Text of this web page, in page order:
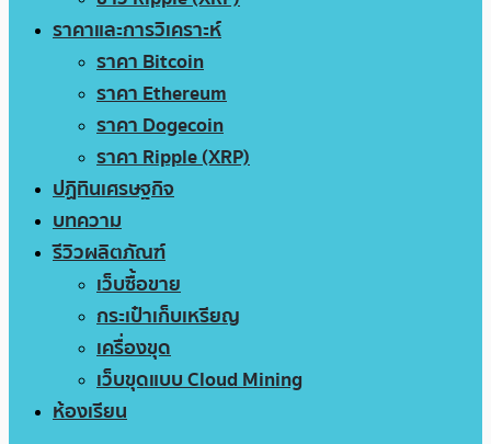
ราคาและการวิเคราะห์
ราคา Bitcoin
ราคา Ethereum
ราคา Dogecoin
ราคา Ripple (XRP)
ปฏิทินเศรษฐกิจ
บทความ
รีวิวผลิตภัณฑ์
เว็บซื้อขาย
กระเป๋าเก็บเหรียญ
เครื่องขุด
เว็บขุดแบบ Cloud Mining
ห้องเรียน